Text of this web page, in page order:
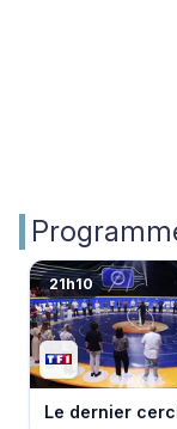
21h10
Le dernier